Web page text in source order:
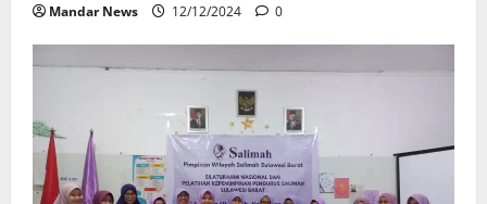
Mandar News 12/12/2024 0